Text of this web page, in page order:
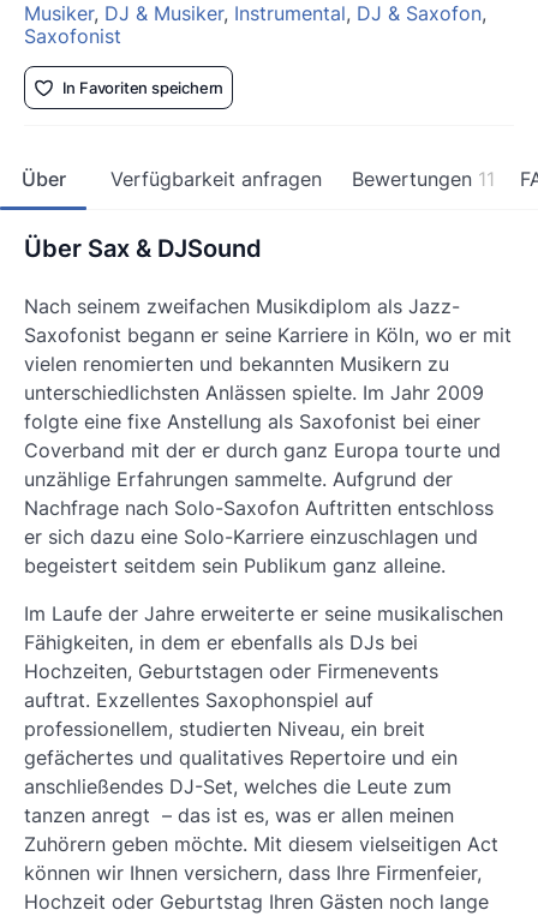
Musiker, DJ & Musiker, Instrumental, DJ & Saxofon,
Saxofonist
In Favoriten speichern
Über Verfügbarkeit anfragen Bewertungen 11
Über Sax & DJSound
Nach seinem zweifachen Musikdiplom als Jazz-
Saxofonist begann er seine Karriere in Köln, wo er mit
vielen renomierten und bekannten Musikern zu
unterschiedlichsten Anlässen spielte. Im Jahr 2009
folgte eine fixe Anstellung als Saxofonist bei einer
Coverband mit der er durch ganz Europa tourte und
unzählige Erfahrungen sammelte. Aufgrund der
Nachfrage nach Solo-Saxofon Auftritten entschloss
er sich dazu eine Solo-Karriere einzuschlagen und
begeistert seitdem sein Publikum ganz alleine.
Im Laufe der Jahre erweiterte er seine musikalischen
Fähigkeiten, in dem er ebenfalls als DJs bei
Hochzeiten, Geburtstagen oder Firmenevents
auftrat. Exzellentes Saxophonspiel auf
professionellem, studierten Niveau, ein breit
gefächertes und qualitatives Repertoire und ein
anschließendes DJ-Set, welches die Leute zum
tanzen anregt – das ist es, was er allen meinen
Zuhörern geben möchte. Mit diesem vielseitigen Act
können wir Ihnen versichern, dass Ihre Firmenfeier,
Hochzeit oder Geburtstag Ihren Gästen noch lange